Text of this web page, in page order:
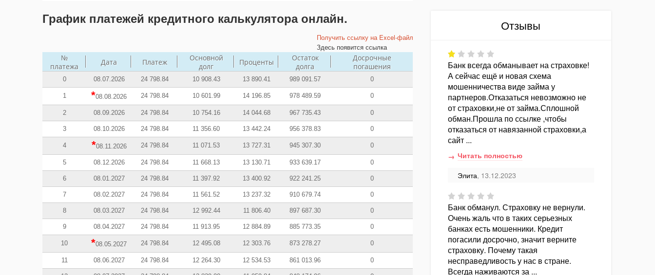
График платежей кредитного калькулятора онлайн.
Получить ссылку на Excel-файл
Здесь появится ссылка
№
платежа
Дата Платеж
Основной
долг
Проценты
Остаток
долга
Досрочные
погашения
0 08.07.2026 24 798.84 10 908.43 13 890.41 989 091.57 0
1 *08.08.2026 24 798.84 10 601.99 14 196.85 978 489.59 0
2 08.09.2026 24 798.84 10 754.16 14 044.68 967 735.43 0
3 08.10.2026 24 798.84 11 356.60 13 442.24 956 378.83 0
4 *08.11.2026 24 798.84 11 071.53 13 727.31 945 307.30 0
5 08.12.2026 24 798.84 11 668.13 13 130.71 933 639.17 0
6 08.01.2027 24 798.84 11 397.92 13 400.92 922 241.25 0
7 08.02.2027 24 798.84 11 561.52 13 237.32 910 679.74 0
8 08.03.2027 24 798.84 12 992.44 11 806.40 897 687.30 0
9 08.04.2027 24 798.84 11 913.95 12 884.89 885 773.35 0
10 *08.05.2027 24 798.84 12 495.08 12 303.76 873 278.27 0
11 08.06.2027 24 798.84 12 264.30 12 534.53 861 013.96 0
Отзывы
Банк всегда обманывает на страховке!
А сейчас ещё и новая схема
мошенничества виде займа у
партнеров.Отказаться невозможно не
от страховки,не от займа.Сплошной
обман.Прошла по ссылке ,чтобы
отказаться от навязанной страховки,а
сайт ...
Читать полностью
Элита, 13.12.2023
Банк обманул. Страховку не вернули.
Очень жаль что в таких серьезных
банках есть мошенники. Кредит
погасили досрочно, значит верните
страховку. Почему такая
несправедливость у нас в стране.
Всегда наживаются за ...